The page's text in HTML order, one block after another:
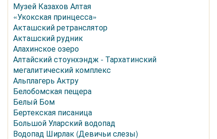
Музей Казахов Алтая
«Укокская принцесса»
Акташский ретранслятор
Акташский рудник
Алахинское озеро
Алтайский стоунхэндж - Тархатинский
мегалитический комплекс
Альплагерь Актру
Белобомская пещера
Белый Бом
Бертекская писаница
Большой Уларский водопад
Водопад Ширлак (Девичьи слезы)